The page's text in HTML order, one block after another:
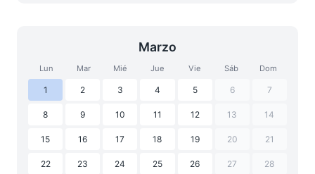
Marzo
Lun Mar Mié Jue Vie Sáb Dom
1 2 3 4 5 6 7
8 9 10 11 12 13 14
15 16 17 18 19 20 21
22 23 24 25 26 27 28